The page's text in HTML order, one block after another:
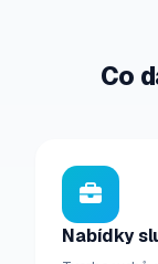
Co
Nabídky